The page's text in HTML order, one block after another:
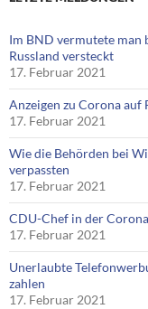
Im BND vermutete man
Russland versteckt
17. Februar 2021
Anzeigen zu Corona
17. Februar 2021
Wie die Behörden bei
verpassten
17. Februar 2021
CDU-Chef in der
17. Februar 2021
Unerlaubte
zahlen
17. Februar 2021